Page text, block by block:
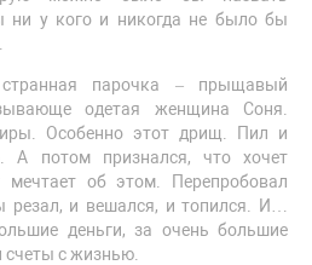
ни у кого и никогда не было бы
парочка – прыщавый
одетая женщина Соня.
Особенно этот дрищ. Пил и
А потом признался, что хочет
об этом. Перепробовал
резал, и вешался, и топился. И…
деньги, за очень большие
счеты с жизнью.